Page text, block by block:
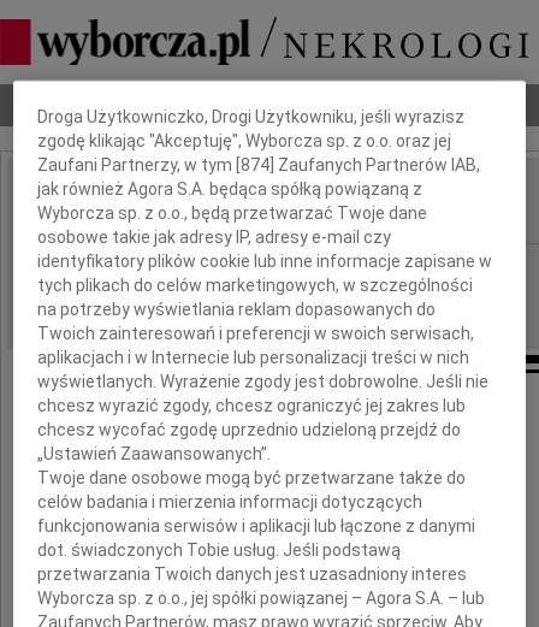
Nekrologi Odeszli Poradnik pogrzebowy
IMIĘ I NAZWISKO: Michał Waliński
REGION: Katowice
DATA EMISJI: 01.04.2016
W dniu 28 marca 2016 roku,
zmarł w wieku 67 lat
Dbamy o Twoją prywatność
Droga Użytkowniczko, Drogi Użytkowniku, jeśli wyrazisz
zgodę klikając "Akceptuję", Wyborcza sp. z o.o. oraz jej
Zaufani Partnerzy, w tym [874 ] Zaufanych Partnerów IAB,
jak również Agora S.A. będąca spółką powiązaną z
Wyborcza sp. z o.o., będą przetwarzać Twoje dane
osobowe takie jak adresy IP, adresy e-mail czy
identyfikatory plików cookie lub inne informacje zapisane w
tych plikach do celów marketingowych, w szczególności
na potrzeby wyświetlania reklam dopasowanych do
Twoich zainteresowań i preferencji w swoich serwisach,
aplikacjach i w Internecie lub personalizacji treści w nich
wyświetlanych. Wyrażenie zgody jest dobrowolne. Jeśli nie
chcesz wyrazić zgody, chcesz ograniczyć jej zakres lub
chcesz wycofać zgodę uprzednio udzieloną przejdź do
„Ustawień Zaawansowanych”.
Twoje dane osobowe mogą być przetwarzane także do
celów badania i mierzenia informacji dotyczących
funkcjonowania serwisów i aplikacji lub łączone z danymi
dot. świadczonych Tobie usług. Jeśli podstawą
przetwarzania Twoich danych jest uzasadniony interes
Wyborcza sp. z o.o., jej spółki powiązanej – Agora S.A. – lub
Zaufanych Partnerów, masz prawo wyrazić sprzeciw. Aby